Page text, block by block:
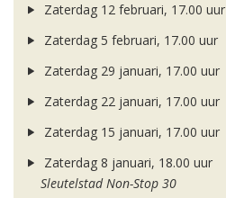
Zaterdag 12 februari, 17.00 uur
Zaterdag 5 februari, 17.00 uur
Zaterdag 29 januari, 17.00 uur
Zaterdag 22 januari, 17.00 uur
Zaterdag 15 januari, 17.00 uur
Zaterdag 8 januari, 18.00 uur
Sleutelstad Non-Stop 30